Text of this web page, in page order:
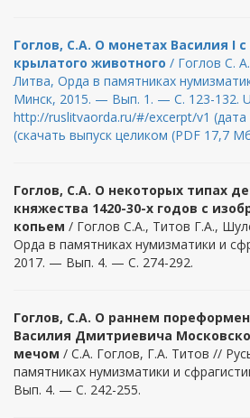
Гоглов, С.А. О монетах Василия I
крылатого животного / Гоглов С.
Литва, Орда в памятниках
Минск, 2015. — Вып. 1. — С. 123-132.
http://ruslitvaorda.ru/#/excerpt/v1
(скачать выпуск целиком (PDF 17,7
Гоглов, С.А. О некоторых типах
княжества 1420-30-х годов с
копьем / Гоглов С.А., Титов Г.А.,
Орда в памятниках нумизматики и
2017. — Вып. 4. — С. 274-292.
Гоглов, С.А. О раннем
Василия Дмитриевича
мечом / С.А. Гоглов, Г.А. Титов //
памятниках нумизматики и
Вып. 4. — С. 242-255.